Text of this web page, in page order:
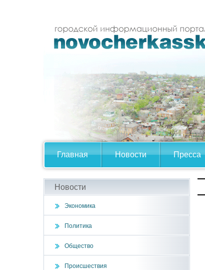
Главная Новости Пресса
Новости
Экономика
Политика
Общество
Происшествия